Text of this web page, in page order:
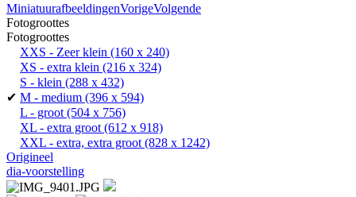
MiniatuurafbeeldingenVorigeVolgende
Fotogroottes
Fotogroottes
XXS - Zeer klein (160 x 240)
XS - extra klein (216 x 324)
S - klein (288 x 432)
✔ M - medium (396 x 594)
L - groot (504 x 756)
XL - extra groot (612 x 918)
XXL - extra, extra groot (828 x 1242)
Origineel
dia-voorstelling